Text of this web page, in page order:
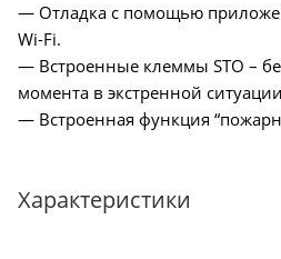
— Отладка с помощью
Wi-Fi.
— Встроенные клеммы STO –
момента в экстренной
— Встроенная функция
Характеристики